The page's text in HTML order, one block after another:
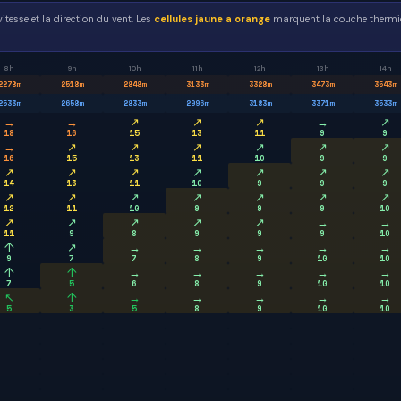
et la direction du vent. Les cellules jaune a orange marquent la couche
8h 9h 10h 11h 12h 13h 14h
m 2518m 2848m 3133m 3328m 3473m 3543m
m 2658m 2833m 2996m 3183m 3371m 3533m
→
18
→
16
↗
15
↗
13
↗
11
→
9
↗
9
→
16
↗
15
↗
13
↗
11
↗
10
↗
9
↗
9
↗
14
↗
13
↗
11
↗
10
↗
9
↗
9
↗
9
↗
12
↗
11
↗
10
↗
9
↗
9
↗
9
↗
10
↗
11
↗
9
↗
8
↗
9
↗
9
→
9
→
10
↑
9
↗
7
→
7
→
8
→
9
→
10
→
10
↑
7
↑
5
→
6
→
8
→
9
→
10
→
10
↖
5
↑
3
→
5
→
8
→
9
→
10
→
10